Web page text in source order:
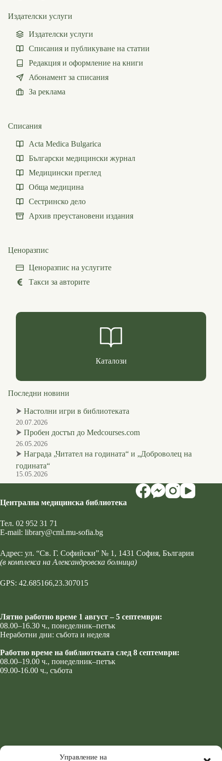
Управление на
Издателски услуги
Издателски услуги
Списания и публикуване на статии
Редакция и оформление на книги
Абонамент за списания
За реклама
Списания
Acta Medica Bulgarica
Български медицински журнал
Медицински преглед
Обща медицина
Сестринско дело
Архив преустановени издания
Ценоразпис
Ценоразпис на услугите
Такси за авторите
Каталози
Последни новини
⮞ Настолни игри в библиотеката
20.07.2026
⮞ Пробен достъп до Medcourses.com
26.05.2026
⮞ Награда „Читател на годината“ и „Доброволец на
годината“
15.05.2026
Централна медицинска библиотека
Тел. 02 952 31 71
Е-mail: library@cml.mu-sofia.bg
Адрес: ул. “Св. Г. Софийски” № 1 , 1431 София, България
(в комплекса на Александровска болница)
GPS: 42.685166,23.307015
Лятно работно време 1 август – 5 септември:
08.00–16.30 ч., понеделник–петък
Неработни дни: събота и неделя
Работно време на библиотеката след 8 септември:
08.00–19.00 ч., понеделник–петък
09.00-16.00 ч., събота